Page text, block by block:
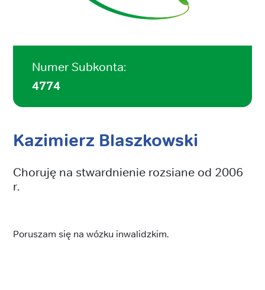
Numer Subkonta:
4774
Kazimierz Blaszkowski
Choruję na stwardnienie rozsiane od 2006
r.
Poruszam się na wózku inwalidzkim.